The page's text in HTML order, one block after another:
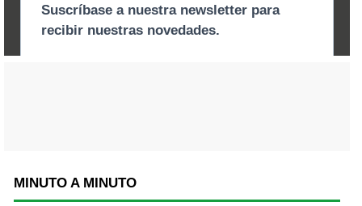
MINUTO A MINUTO